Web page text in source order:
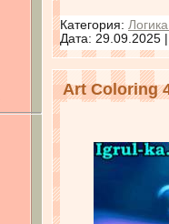
Категория:
Дата: 29.09.2025
Art Coloring